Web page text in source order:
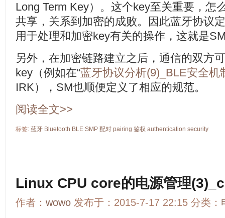
Long Term Key）。这个key至关重要，怎
共享，关系到加密的成败。因此蓝牙协议
用于处理和加密key有关的操作，这就是
另外，在加密链路建立之后，通信的双方
key（例如在“蓝牙协议分析(9)_BLE安全机
IRK），SM也顺便定义了相应的规范。
阅读全文>>
标签: 蓝牙 Bluetooth BLE SMP 配对 pairing 鉴权 authentication security
Linux CPU core的电源管理
作者： wowo 发布于：2015-7-17 22:15 分类：